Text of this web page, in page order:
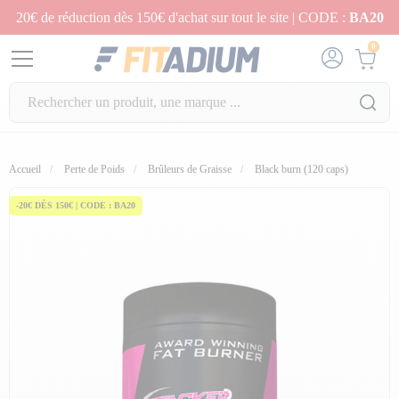
20€ de réduction dès 150€ d'achat sur tout le site | CODE : BA20
0
Accueil Perte de Poids Brûleurs de Graisse Black burn (120 caps)
-20€ DÈS 150€ | CODE : BA20